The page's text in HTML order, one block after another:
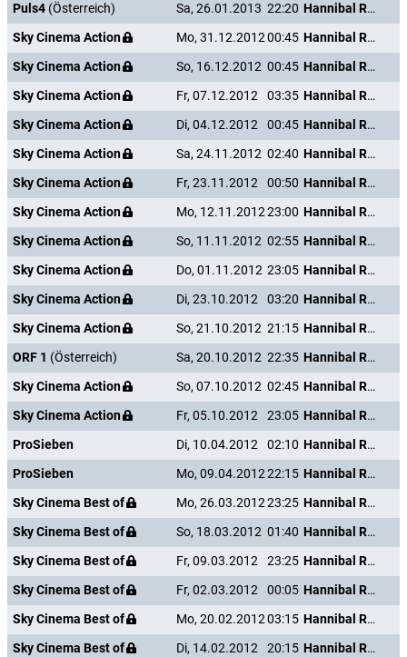
Puls4 (Österreich) Sa, 26.01.2013 22:20
Hannibal Rising - Wie alles begann
Sky Cinema Action
Mo, 31.12.201200:45
Hannibal Rising - Wie alles begann
Sky Cinema Action
So, 16.12.2012 00:45
Hannibal Rising - Wie alles begann
Sky Cinema Action
Fr, 07.12.2012 03:35
Hannibal Rising - Wie alles begann
Sky Cinema Action
Di, 04.12.2012 00:45
Hannibal Rising - Wie alles begann
Sky Cinema Action
Sa, 24.11.2012 02:40
Hannibal Rising - Wie alles begann
Sky Cinema Action
Fr, 23.11.2012 00:50
Hannibal Rising - Wie alles begann
Sky Cinema Action
Mo, 12.11.201223:00
Hannibal Rising - Wie alles begann
Sky Cinema Action
So, 11.11.2012 02:55
Hannibal Rising - Wie alles begann
Sky Cinema Action
Do, 01.11.2012 23:05
Hannibal Rising - Wie alles begann
Sky Cinema Action
Di, 23.10.2012 03:20
Hannibal Rising - Wie alles begann
Sky Cinema Action
So, 21.10.2012 21:15
Hannibal Rising - Wie alles begann
ORF 1 (Österreich) Sa, 20.10.2012 22:35
Hannibal Rising - Wie alles begann
Sky Cinema Action
So, 07.10.2012 02:45
Hannibal Rising - Wie alles begann
Sky Cinema Action
Fr, 05.10.2012 23:05
Hannibal Rising - Wie alles begann
ProSieben
Di, 10.04.2012 02:10
Hannibal Rising - Wie alles begann
ProSieben
Mo, 09.04.201222:15
Hannibal Rising - Wie alles begann
Sky Cinema Best of
Mo, 26.03.201223:25
Hannibal Rising - Wie alles begann
Sky Cinema Best of
So, 18.03.2012 01:40
Hannibal Rising - Wie alles begann
Sky Cinema Best of
Fr, 09.03.2012 23:25
Hannibal Rising - Wie alles begann
Sky Cinema Best of
Fr, 02.03.2012 00:05
Hannibal Rising - Wie alles begann
Sky Cinema Best of
Mo, 20.02.201203:15
Hannibal Rising - Wie alles begann
Sky Cinema Best of
Di, 14.02.2012 20:15
Hannibal Rising - Wie alles begann